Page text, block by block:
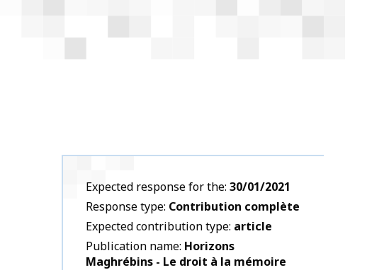
Expected response for the 30/01/2021
Response type Contribution complète
Expected contribution type article
Publication name Horizons
Maghrébins - Le droit à la mémoire